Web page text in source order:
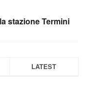
stazione Termini
LATEST